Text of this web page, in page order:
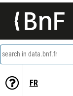
search in data.bnf.fr
FR